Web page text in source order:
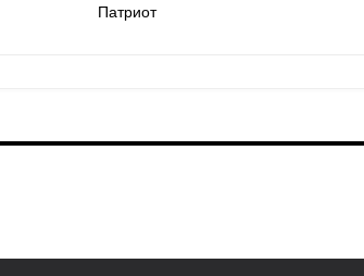
Патриот